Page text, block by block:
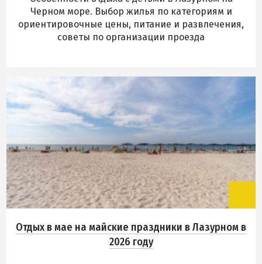
Черном море. Выбор жилья по категориям и
ориентировочные цены, питание и развлечения,
советы по организации проезда
Отдых в мае на майские праздники в Лазурном в
2026 году